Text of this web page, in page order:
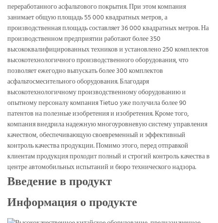
переработанного асфальтового покрытия. При этом компания
занимает общую площадь 55 000 квадратных метров, а
производственная площадь составляет 36 000 квадратных метров. На
производственном предприятии работают более 350
высококвалифицированных техников и установлено 250 комплектов
высокотехнологичного производственного оборудования, что
позволяет ежегодно выпускать более 300 комплектов
асфальтосмесительного оборудования. Благодаря
высокотехнологичному производственному оборудованию и
опытному персоналу компания Tietuo уже получила более 90
патентов на полезные изобретения и изобретения. Кроме того,
компания внедрила надежную многоуровневую систему управления
качеством, обеспечивающую своевременный и эффективный
контроль качества продукции. Помимо этого, перед отправкой
клиентам продукция проходит полный и строгий контроль качества в
центре автомобильных испытаний и бюро технического надзора.
Введение в продукт
Информация о продукте